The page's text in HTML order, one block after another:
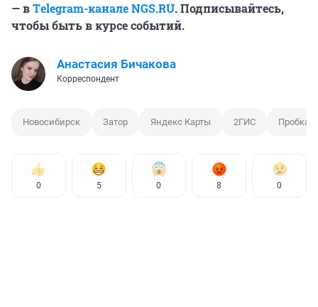
— вТelegram-канале NGS.RU. Подписывайтесь,
чтобы быть в курсе событий.
Анастасия Бичакова
Корреспондент
Новосибирск Затор Яндекс Карты 2ГИС Пробка
0 5 0 8 0